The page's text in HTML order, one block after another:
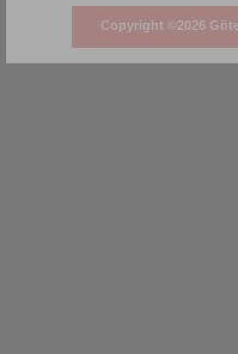
Copyright ©2026